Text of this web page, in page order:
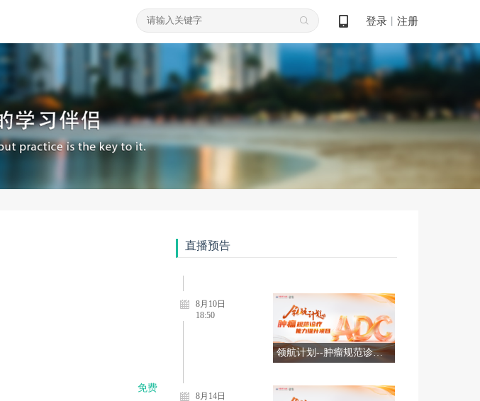
登录 注册
免费
直播预告
8月11日
19:00
领航论道·规范致远 肿瘤诊治能力提升学术交流项目-乳腺癌 第12期
8月11日
18:50
18:50
领航计划--肿瘤规范诊疗能力提升项目（8.10）
18:50